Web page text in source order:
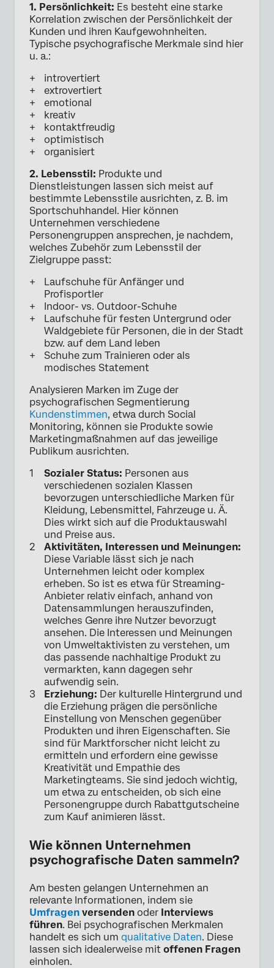
1. Persönlichkeit: Es besteht eine starke
Korrelation zwischen der Persönlichkeit der
Kunden und ihren Kaufgewohnheiten.
Typische psychografische Merkmale sind hier
u. a.:
introvertiert
extrovertiert
emotional
kreativ
kontaktfreudig
optimistisch
organisiert
2. Lebensstil: Produkte und
Dienstleistungen lassen sich meist auf
bestimmte Lebensstile ausrichten, z. B. im
Sportschuhhandel. Hier können
Unternehmen verschiedene
Personengruppen ansprechen, je nachdem,
welches Zubehör zum Lebensstil der
Zielgruppe passt:
Laufschuhe für Anfänger und
Profisportler
Indoor- vs. Outdoor-Schuhe
Laufschuhe für festen Untergrund oder
Waldgebiete für Personen, die in der Stadt
bzw. auf dem Land leben
Schuhe zum Trainieren oder als
modisches Statement
Analysieren Marken im Zuge der
psychografischen Segmentierung
Kundenstimmen, etwa durch Social
Monitoring, können sie Produkte sowie
Marketingmaßnahmen auf das jeweilige
Publikum ausrichten.
Sozialer Status: Personen aus
verschiedenen sozialen Klassen
bevorzugen unterschiedliche Marken für
Kleidung, Lebensmittel, Fahrzeuge u. Ä.
Dies wirkt sich auf die Produktauswahl
und Preise aus.
Aktivitäten, Interessen und Meinungen:
Diese Variable lässt sich je nach
Unternehmen leicht oder komplex
erheben. So ist es etwa für Streaming-
Anbieter relativ einfach, anhand von
Datensammlungen herauszufinden,
welches Genre ihre Nutzer bevorzugt
ansehen. Die Interessen und Meinungen
von Umweltaktivisten zu verstehen, um
das passende nachhaltige Produkt zu
vermarkten, kann dagegen sehr
aufwendig sein.
Erziehung: Der kulturelle Hintergrund und
die Erziehung prägen die persönliche
Einstellung von Menschen gegenüber
Produkten und ihren Eigenschaften. Sie
sind für Marktforscher nicht leicht zu
ermitteln und erfordern eine gewisse
Kreativität und Empathie des
Marketingteams. Sie sind jedoch wichtig,
um etwa zu entscheiden, ob sich eine
Personengruppe durch Rabattgutscheine
zum Kauf animieren lässt.
Wie können Unternehmen
psychografische Daten sammeln?
Am besten gelangen Unternehmen an
relevante Informationen, indem sie
Umfragen versenden oder Interviews
führen. Bei psychografischen Merkmalen
handelt es sich um qualitative Daten. Diese
lassen sich idealerweise mit offenen Fragen
einholen.